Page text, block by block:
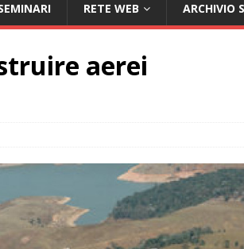
RETE WEB ARCHIVIO
aerei